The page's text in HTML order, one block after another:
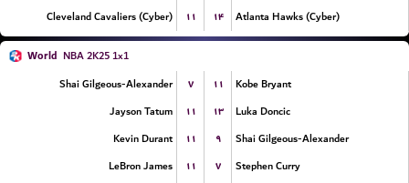
Cleveland Cavaliers (Cyber)
۱۱ ۱۴ Atlanta Hawks (Cyber)
World NBA 2K25 1x1
Shai Gilgeous-Alexander
۷ ۱۱
Kobe Bryant
Jayson Tatum
۱۱ ۱۳
Luka Doncic
Kevin Durant
۱۱ ۹
Shai Gilgeous-Alexander
LeBron James
۱۱ ۷
Stephen Curry